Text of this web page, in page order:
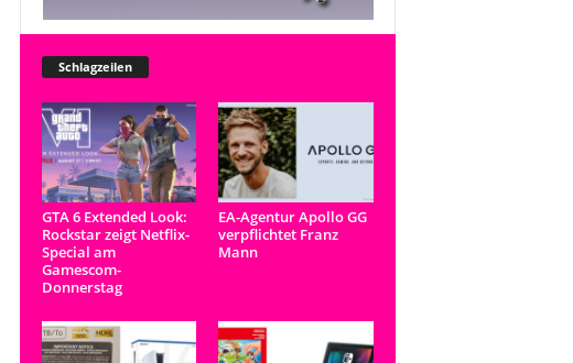
Schlagzeilen
GTA 6 Extended Look:
Rockstar zeigt Netflix-
Special am
Gamescom-
Donnerstag
EA-Agentur Apollo GG
verpflichtet Franz
Mann